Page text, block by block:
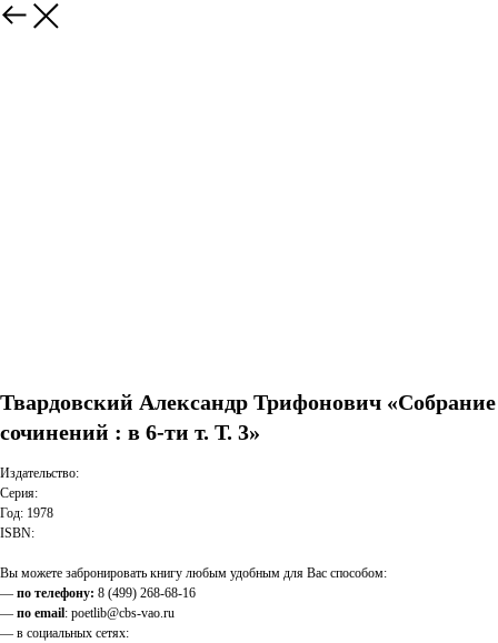
Твардовский Александр Трифонович «Собрание
сочинений : в 6-ти т. Т. 3»
Издательство:
Серия:
Год: 1978
ISBN:
Вы можете забронировать книгу любым удобным для Вас способом:
— по телефону: 8 (499) 268-68-16
— по email: poetlib@cbs-vao.ru
— в социальных сетях: